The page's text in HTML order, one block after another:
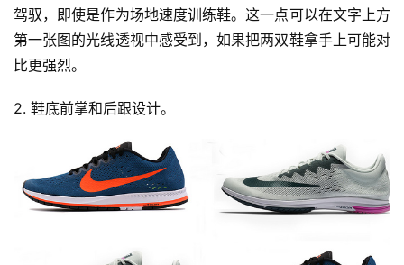
驾驭，即使是作为场地速度训练鞋。这一点可以在文字上方
第一张图的光线透视中感受到，如果把两双鞋拿手上可能对
比更强烈。
2. 鞋底前掌和后跟设计。